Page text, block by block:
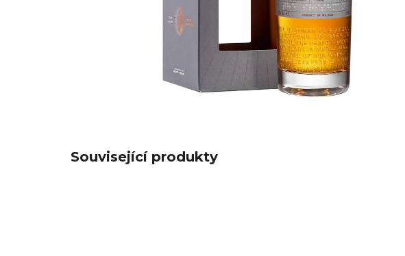
Související produkty